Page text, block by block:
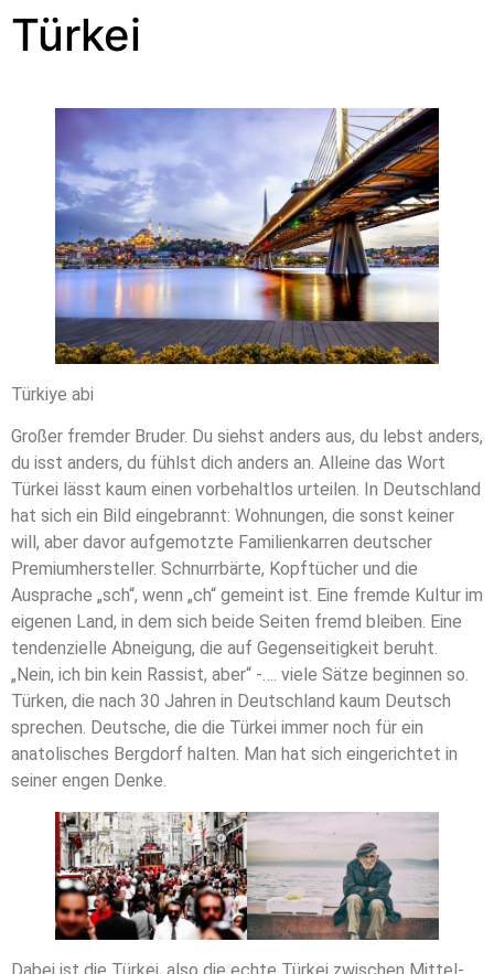
Türkei
Türkiye abi
Großer fremder Bruder. Du siehst anders aus, du lebst anders,
du isst anders, du fühlst dich anders an. Alleine das Wort
Türkei lässt kaum einen vorbehaltlos urteilen. In Deutschland
hat sich ein Bild eingebrannt: Wohnungen, die sonst keiner
will, aber davor aufgemotzte Familienkarren deutscher
Premiumhersteller. Schnurrbärte, Kopftücher und die
Ausprache „sch“, wenn „ch“ gemeint ist. Eine fremde Kultur im
eigenen Land, in dem sich beide Seiten fremd bleiben. Eine
tendenzielle Abneigung, die auf Gegenseitigkeit beruht.
„Nein, ich bin kein Rassist, aber“ -…. viele Sätze beginnen so.
Türken, die nach 30 Jahren in Deutschland kaum Deutsch
sprechen. Deutsche, die die Türkei immer noch für ein
anatolisches Bergdorf halten. Man hat sich eingerichtet in
seiner engen Denke.